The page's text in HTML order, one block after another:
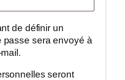
de définir un
passe sera envoyé à
seront